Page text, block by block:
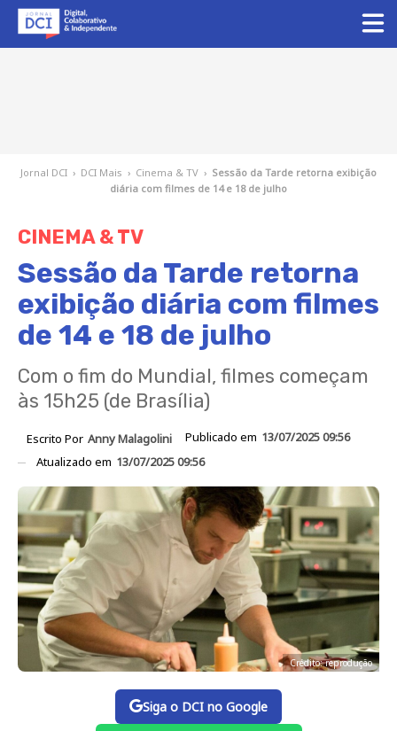
Jornal DCI › DCI Mais › Cinema & TV › Sessão da Tarde retorna exibição
diária com filmes de 14 e 18 de julho
CINEMA & TV
Sessão da Tarde retorna
exibição diária com filmes
de 14 e 18 de julho
Com o fim do Mundial, filmes começam
às 15h25 (de Brasília)
Escrito Por Anny Malagolini Publicado em 13/07/2025 09:56
Atualizado em 13/07/2025 09:56
Crédito: reprodução
Siga o DCI no Google